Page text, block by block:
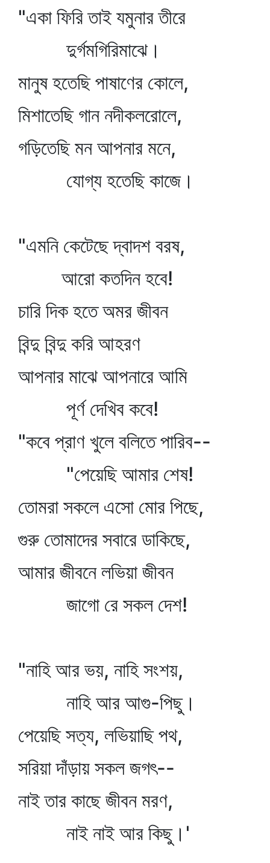
"একা ফিরি তাই যমুনার তীরে
দুর্গমগিরিমাঝে।
মানুষ হতেছি পাষাণের কোলে,
মিশাতেছি গান নদীকলরোলে,
গড়িতেছি মন আপনার মনে,
যোগ্য হতেছি কাজে।
"এমনি কেটেছে দ্বাদশ বরষ,
আরো কতদিন হবে!
চারি দিক হতে অমর জীবন
বিন্দু বিন্দু করি আহরণ
আপনার মাঝে আপনারে আমি
পূর্ণ দেখিব কবে!
"কবে প্রাণ খুলে বলিতে পারিব--
"পেয়েছি আমার শেষ!
তোমরা সকলে এসো মোর পিছে,
গুরু তোমাদের সবারে ডাকিছে,
আমার জীবনে লভিয়া জীবন
জাগো রে সকল দেশ!
"নাহি আর ভয়, নাহি সংশয়,
নাহি আর আগু-পিছু।
পেয়েছি সত্য, লভিয়াছি পথ,
সরিয়া দাঁড়ায় সকল জগৎ--
নাই তার কাছে জীবন মরণ,
নাই নাই আর কিছু।'